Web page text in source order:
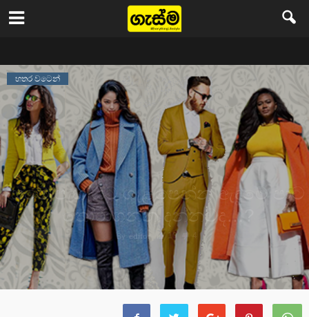
Gasma
හතර වටෙන්
සමේ පැහැයට ගැළපෙන්න ඇඳුමේ පාට
තෝරාගන්න දන්නවද…?
By editor 10 4